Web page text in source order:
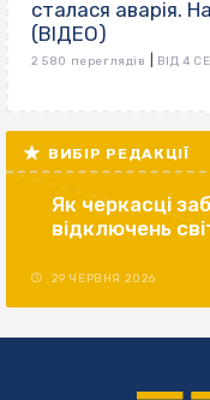
сталася аварія.
(ВІДЕО)
2 580 переглядів ВІД 4
ВИБІР РЕДАКЦІЇ
Як черкасці
відключень
29 ЧЕРВНЯ 2026